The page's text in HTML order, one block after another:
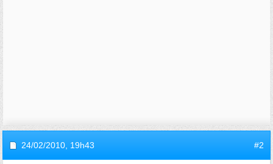
24/02/2010, 19h43 #2